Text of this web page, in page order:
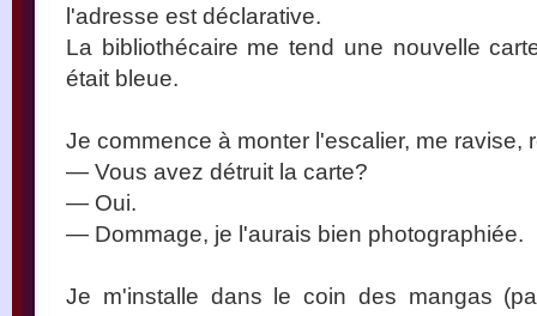
l'adresse est déclarative.
La bibliothécaire me tend une nouvelle
était bleue.
Je commence à monter l'escalier, me ravise,
— Vous avez détruit la carte?
— Oui.
— Dommage, je l'aurais bien photographiée.
Je m'installe dans le coin des mangas